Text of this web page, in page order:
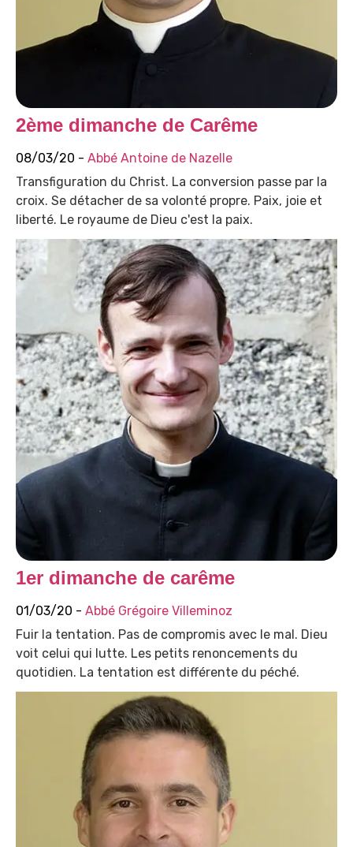
2ème dimanche de Carême
08/03/20 - Abbé Antoine de Nazelle
Transfiguration du Christ. La conversion passe par la
croix. Se détacher de sa volonté propre. Paix, joie et
liberté. Le royaume de Dieu c'est la paix.
1er dimanche de carême
01/03/20 - Abbé Grégoire Villeminoz
Fuir la tentation. Pas de compromis avec le mal. Dieu
voit celui qui lutte. Les petits renoncements du
quotidien. La tentation est différente du péché.